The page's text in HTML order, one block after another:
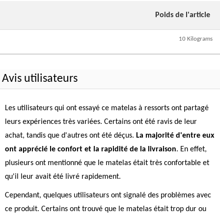
Poids de l'article
10 Kilograms
Avis utilisateurs
Les utilisateurs qui ont essayé ce matelas à ressorts ont partagé
leurs expériences très variées. Certains ont été ravis de leur
achat, tandis que d'autres ont été déçus. La majorité d'entre eux
ont apprécié le confort et la rapidité de la livraison. En effet,
plusieurs ont mentionné que le matelas était très confortable et
qu'il leur avait été livré rapidement.
Cependant, quelques utilisateurs ont signalé des problèmes avec
ce produit. Certains ont trouvé que le matelas était trop dur ou